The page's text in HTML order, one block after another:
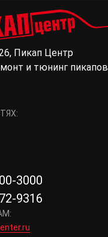
Пикап Центр
и тюнинг пикапов
3000
9316